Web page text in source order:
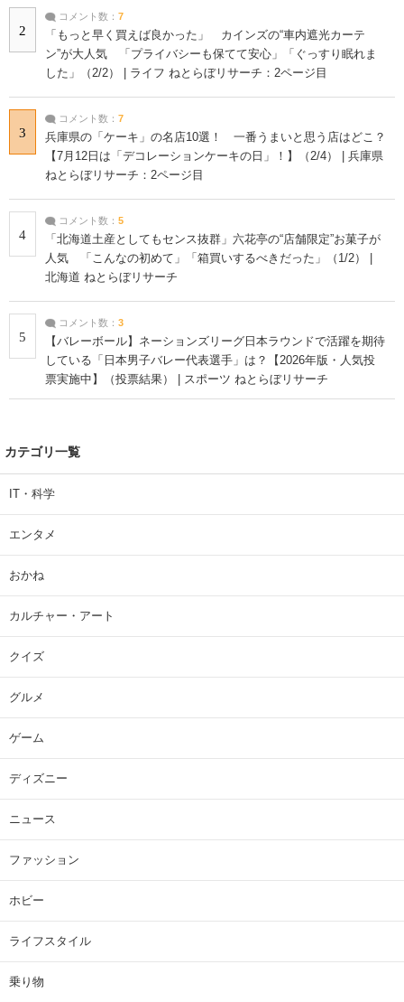
2
コメント数： 7
「もっと早く買えば良かった」 カインズの“車内遮光カーテ
ン”が大人気 「プライバシーも保てて安心」「ぐっすり眠れま
した」（2/2） | ライフ ねとらぼリサーチ：2ページ目
3
コメント数： 7
兵庫県の「ケーキ」の名店10選！ 一番うまいと思う店はどこ？
【7月12日は「デコレーションケーキの日」！】（2/4） | 兵庫県
ねとらぼリサーチ：2ページ目
4
コメント数： 5
「北海道土産としてもセンス抜群」六花亭の“店舗限定”お菓子が
人気 「こんなの初めて」「箱買いするべきだった」（1/2） |
北海道 ねとらぼリサーチ
5
コメント数： 3
【バレーボール】ネーションズリーグ日本ラウンドで活躍を期待
している「日本男子バレー代表選手」は？【2026年版・人気投
票実施中】（投票結果） | スポーツ ねとらぼリサーチ
カテゴリ一覧
IT・科学
エンタメ
おかね
カルチャー・アート
クイズ
グルメ
ゲーム
ディズニー
ニュース
ファッション
ホビー
ライフスタイル
乗り物